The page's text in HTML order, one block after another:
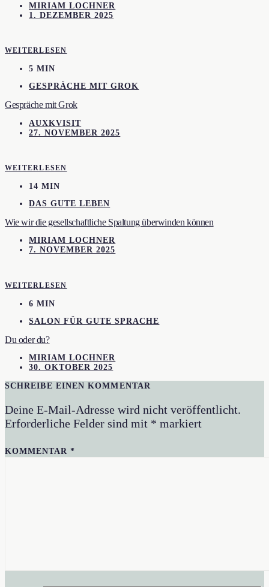
MIRIAM LOCHNER
1. DEZEMBER 2025
WEITERLESEN
5 MIN
GESPRÄCHE MIT GROK
Gespräche mit Grok
AUXKVISIT
27. NOVEMBER 2025
WEITERLESEN
14 MIN
DAS GUTE LEBEN
Wie wir die gesellschaftliche Spaltung überwinden können
MIRIAM LOCHNER
7. NOVEMBER 2025
WEITERLESEN
6 MIN
SALON FÜR GUTE SPRACHE
Du oder du?
MIRIAM LOCHNER
30. OKTOBER 2025
SCHREIBE EINEN KOMMENTAR
Deine E-Mail-Adresse wird nicht veröffentlicht.
Erforderliche Felder sind mit * markiert
KOMMENTAR*